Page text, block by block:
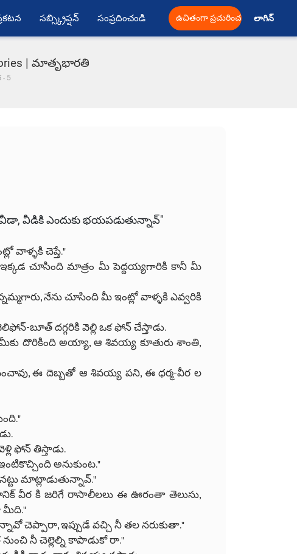
సబ్స్క్రిప్షన్ సంప్రదించండి ఉచితంగా ప్రచురించండి లాగిన్
| మాతృభారతి
- 5
వీడికి ఎందుకు భయపడుతున్నావ్"
వాళ్ళకి చెప్తే."
చూసింది మాత్రం మీ పెద్దయ్యగారికి కానీ మీ
నేను చూసింది మీ ఇంట్లో వాళ్ళకి ఎవ్వరికి
బూత్ దగ్గరికి వెల్లి ఒక ఫోన్ చేస్తాడు.
దొరికింది అయ్యా, ఆ శివయ్య కూతురు శాంతి,
ఈ దెబ్బతో ఆ శివయ్య పని, ఈ ధర్మ-వీర ల
ఫోన్ తిస్తాడు.
అనుకుంట."
మాట్లాడుతున్నావ్."
వీర కి జరిగే రాసాలీలలు ఈ ఊరంతా తెలుసు,
మీది."
చెప్పారా, ఇప్పుడే వచ్చి నీ తల నరుకుతా."
నీ చెల్లెల్ని కాపాడుకో రా."